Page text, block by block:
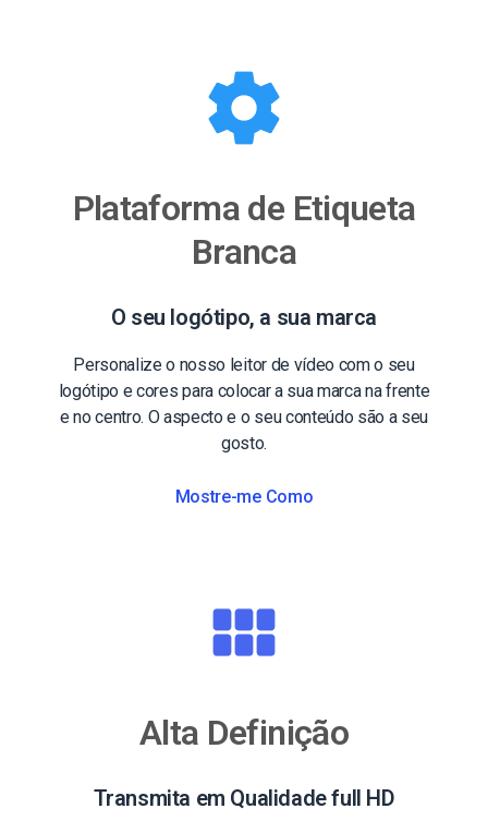
Plataforma de Etiqueta
Branca
O seu logótipo, a sua marca
Personalize o nosso leitor de vídeo com o seu
logótipo e cores para colocar a sua marca na frente
e no centro. O aspecto e o seu conteúdo são a seu
gosto.
Mostre-me Como
Alta Definição
Transmita em Qualidade full HD